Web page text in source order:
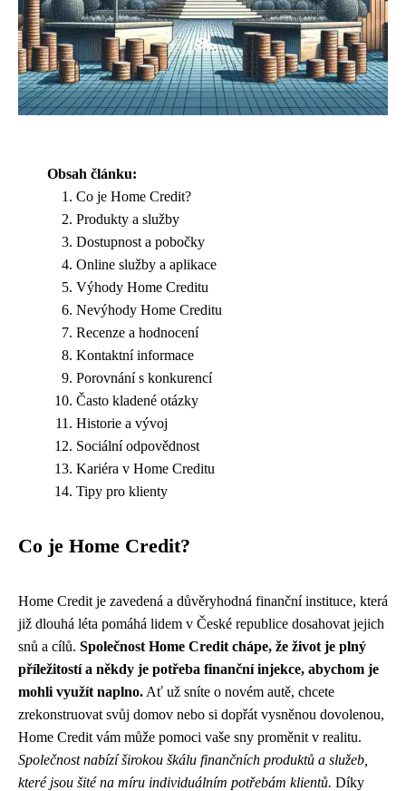
Obsah článku:
Co je Home Credit?
Produkty a služby
Dostupnost a pobočky
Online služby a aplikace
Výhody Home Creditu
Nevýhody Home Creditu
Recenze a hodnocení
Kontaktní informace
Porovnání s konkurencí
Často kladené otázky
Historie a vývoj
Sociální odpovědnost
Kariéra v Home Creditu
Tipy pro klienty
Co je Home Credit?
Home Credit je zavedená a důvěryhodná finanční instituce, která
již dlouhá léta pomáhá lidem v České republice dosahovat jejich
snů a cílů. Společnost Home Credit chápe, že život je plný
příležitostí a někdy je potřeba finanční injekce, abychom je
mohli využít naplno. Ať už sníte o novém autě, chcete
zrekonstruovat svůj domov nebo si dopřát vysněnou dovolenou,
Home Credit vám může pomoci vaše sny proměnit v realitu.
Společnost nabízí širokou škálu finančních produktů a služeb,
které jsou šité na míru individuálním potřebám klientů. Díky